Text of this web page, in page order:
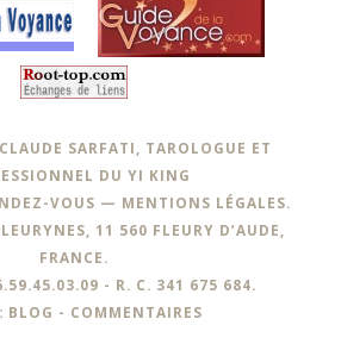
SARFATI, TAROLOGUE ET
DU YI KING
VOUS — MENTIONS LÉGALES.
11 560 FLEURY D’AUDE,
FRANCE.
- R. C. 341 675 684.
: BLOG - COMMENTAIRES